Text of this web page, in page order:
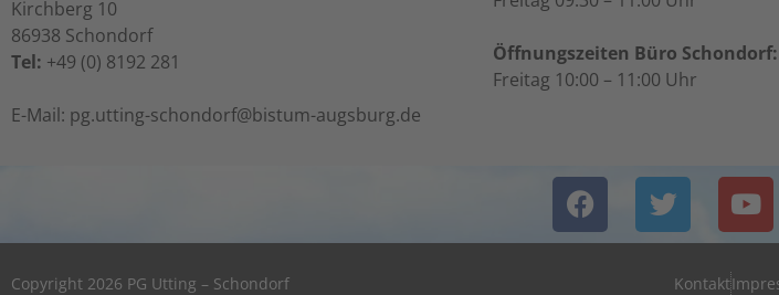
Kirchberg 10
86938 Schondorf
Tel: +49 (0) 8192 281
ed.grubsgua-mutsib@frodnohcs-gnittu.gp :liaM-E
Öffnungszeiten Büro Schondorf:
Freitag 10:00 – 11:00 Uhr
Copyright 2026 PG Utting – Schondorf Kontakt